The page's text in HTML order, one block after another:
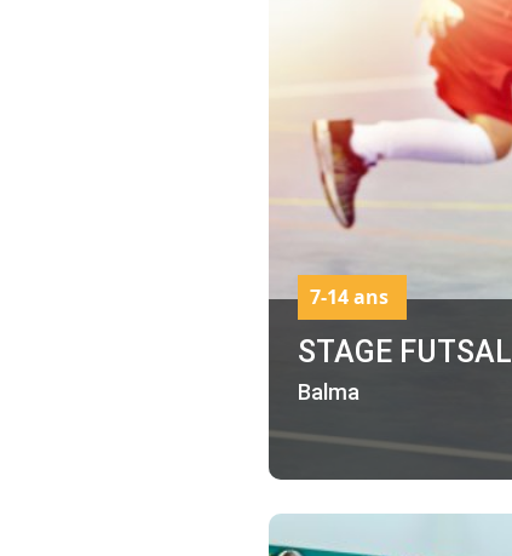
STAGE FUTSAL
Balma
7-14 ans